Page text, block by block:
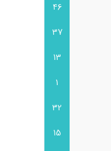
46
37
13
1
32
15